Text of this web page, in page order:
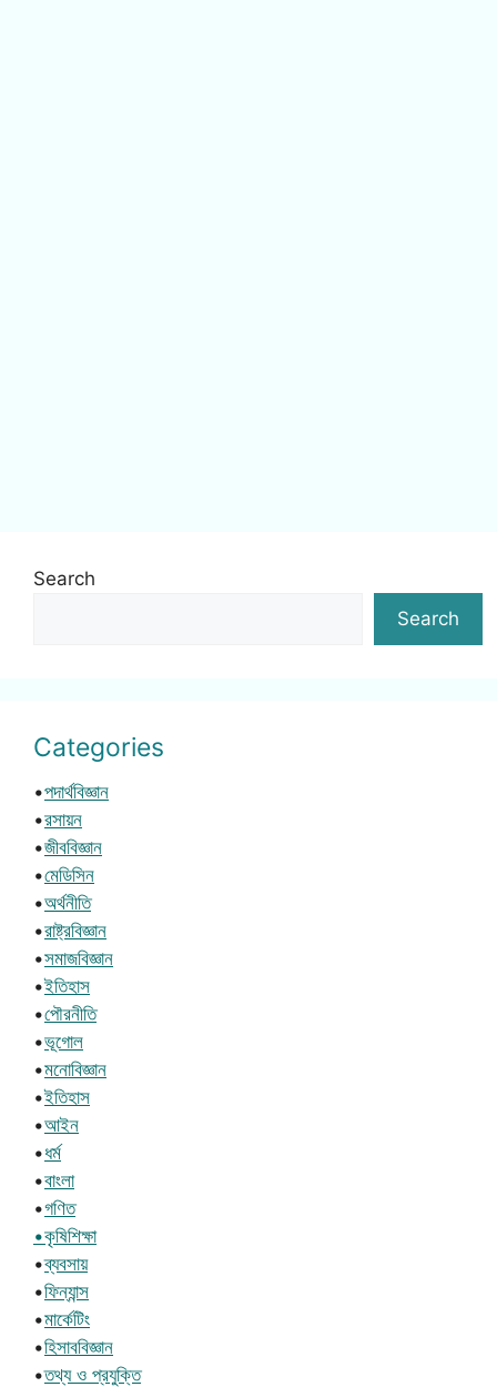
Search
Search
Categories
•পদার্থবিজ্ঞান
•রসায়ন
•জীববিজ্ঞান
•মেডিসিন
•অর্থনীতি
•রাষ্ট্রবিজ্ঞান
•সমাজবিজ্ঞান
•ইতিহাস
•পৌরনীতি
•ভূগোল
•মনোবিজ্ঞান
•ইতিহাস
•আইন
•ধর্ম
•বাংলা
•গণিত
•কৃষিশিক্ষা
•ব্যবসায়
•ফিন্যান্স
•মার্কেটিং
•হিসাববিজ্ঞান
•তথ্য ও প্রযুক্তি